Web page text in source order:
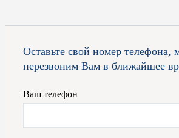
Специалисты фабрики LONGHI
древесины, а так же с мрамором,
кожа, тщательно отобранная и
фабрики постоянно обновляются,
красотой и функциональностью. Помимо
Оставьте свой номер телефона,
перезвоним Вам в ближайшее
Ваш телефон